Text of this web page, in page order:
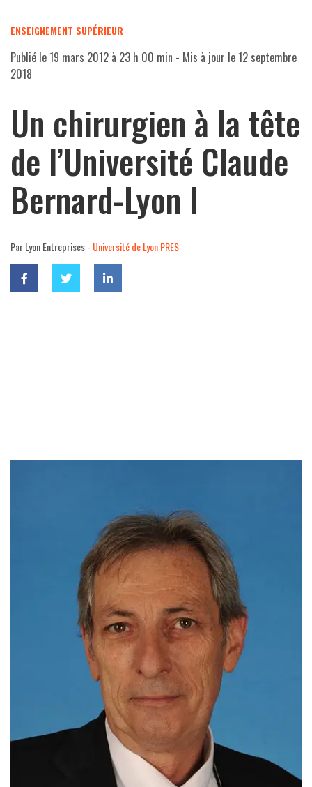
ENSEIGNEMENT SUPÉRIEUR
Publié le19 mars 2012 à 23 h 00 min - Mis à jour le12 septembre
2018
Un chirurgien à la tête
de l’Université Claude
Bernard-Lyon I
Par Lyon Entreprises - Université de Lyon PRES